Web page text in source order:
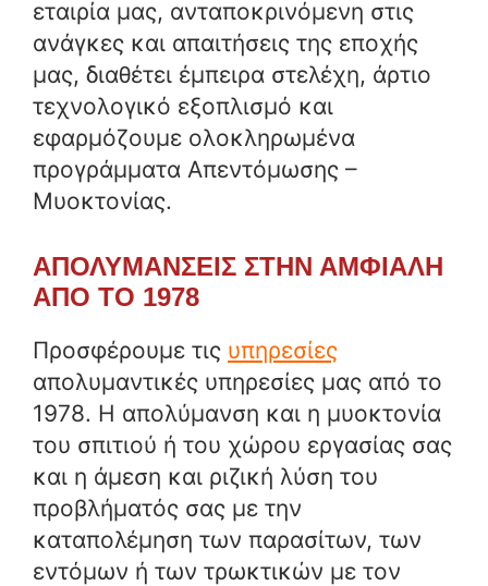
εταιρία μας, ανταποκρινόμενη στις
ανάγκες και απαιτήσεις της εποχής
μας, διαθέτει έμπειρα στελέχη, άρτιο
τεχνολογικό εξοπλισμό και
εφαρμόζουμε ολοκληρωμένα
προγράμματα Απεντόμωσης –
Μυοκτονίας.
ΑΠΟΛΥΜΑΝΣΕΙΣ ΣΤΗΝ ΑΜΦΙΑΛΗ
ΑΠΟ ΤΟ 1978
Προσφέρουμε τις υπηρεσίες
απολυμαντικές υπηρεσίες μας από το
1978. Η απολύμανση και η μυοκτονία
του σπιτιού ή του χώρου εργασίας σας
και η άμεση και ριζική λύση του
προβλήματός σας με την
καταπολέμηση των παρασίτων, των
εντόμων ή των τρωκτικών με τον